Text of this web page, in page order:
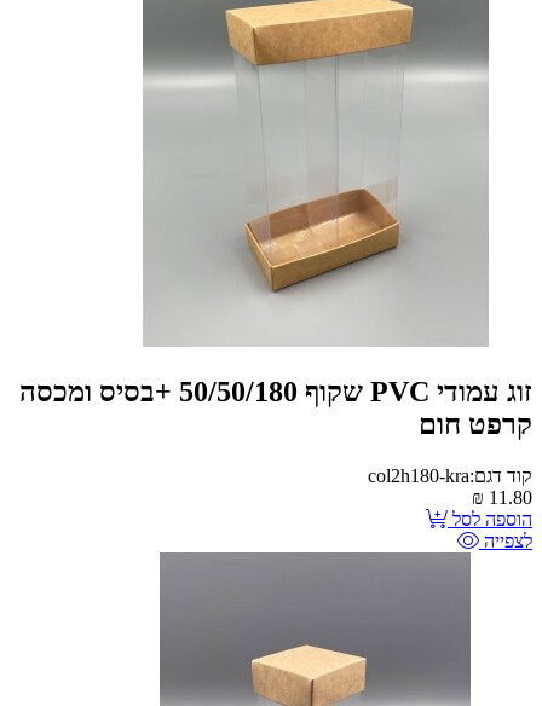
זוג עמודי PVC שקוף 50/50/180 +בסיס ומכסה
קרפט חום
קוד דגם:col2h180-kra
11.80
₪
הוספה לסל
לצפייה